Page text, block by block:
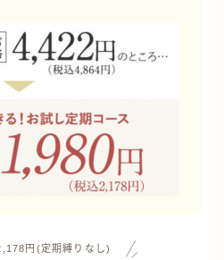
円(定期縛りなし)